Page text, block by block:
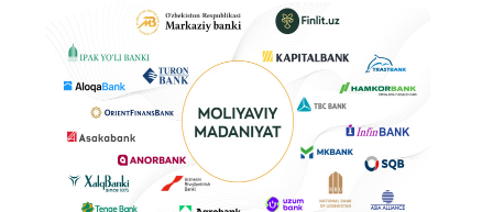
Kengaytirilgan qidiruv
Sayt xaritasi